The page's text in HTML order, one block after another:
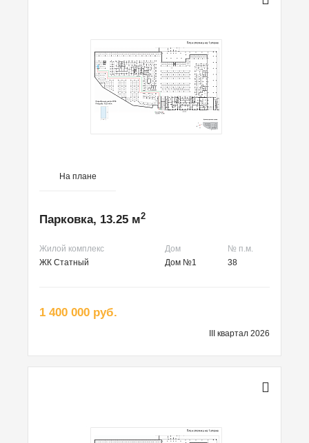
На плане
Парковка, 13.25 м2
Жилой комплекс Дом
№ п.м.
ЖК Статный
Дом №1 38
1 400 000 руб.
III квартал 2026